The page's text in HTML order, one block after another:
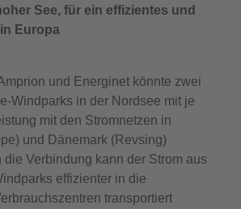
See, für ein effizientes und
Europa
und Energinet könnte zwei
Windparks in der Nordsee mit je
mit den Stromnetzen in
und Dänemark (Revsing)
Verbindung kann der Strom aus
effizienter in die
transportiert